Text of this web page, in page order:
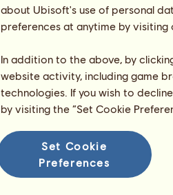
about Ubisoft's use of personal
preferences at anytime by
In addition to the above, by
website activity, including game
technologies. If you wish to
by visiting the “Set Cookie
Set Cookie
Preferences